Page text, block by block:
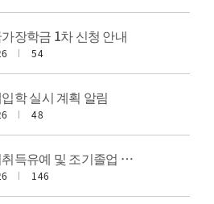
장학금 1차 신청 안내
54
학 실시 계획 알림
48
2026년 8월 학사학위취득유예 및 조기졸업 계획 알림
146